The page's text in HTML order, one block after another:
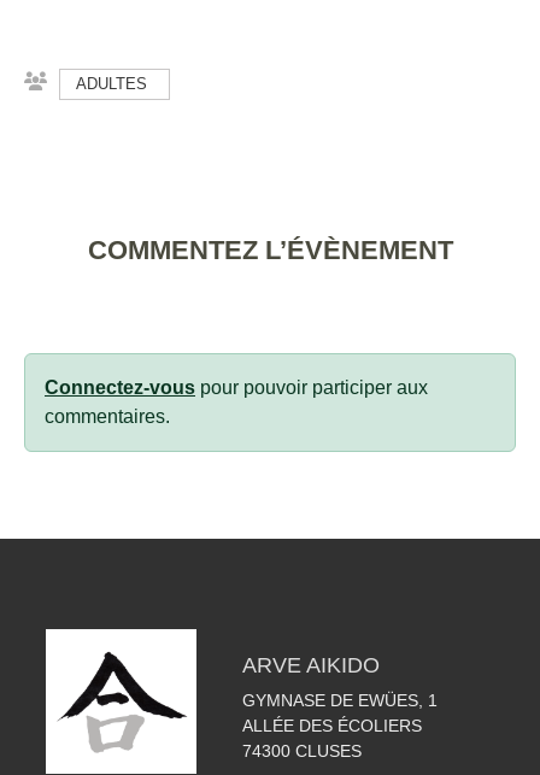
ADULTES
COMMENTEZ L’ÉVÈNEMENT
Connectez-vous pour pouvoir participer aux
commentaires.
ARVE AIKIDO
GYMNASE DE EWÜES, 1
ALLÉE DES ÉCOLIERS
74300 CLUSES